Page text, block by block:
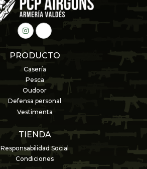
PRODUCTO
Casería
Pesca
Oudoor
Defensa personal
Vestimenta
TIENDA
Responsabilidad Social
Condiciones